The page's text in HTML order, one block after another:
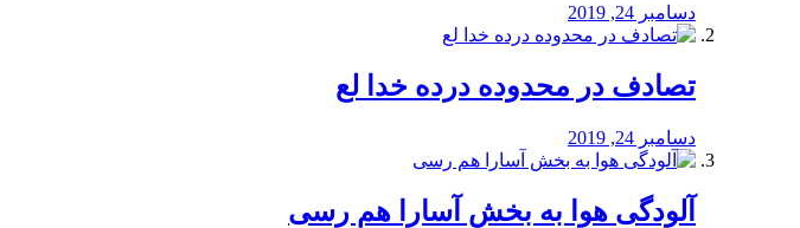
دسامبر 24, 2019
تصادف در محدوده درده خدا لع
دسامبر 24, 2019
آلودگی هوا به بخش آسارا هم رسی